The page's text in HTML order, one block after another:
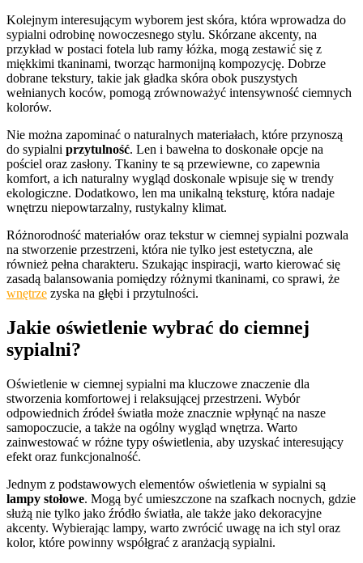
Kolejnym interesującym wyborem jest skóra, która wprowadza do
sypialni odrobinę nowoczesnego stylu. Skórzane akcenty, na
przykład w postaci fotela lub ramy łóżka, mogą zestawić się z
miękkimi tkaninami, tworząc harmonijną kompozycję. Dobrze
dobrane tekstury, takie jak gładka skóra obok puszystych
wełnianych koców, pomogą zrównoważyć intensywność ciemnych
kolorów.
Nie można zapominać o naturalnych materiałach, które przynoszą
do sypialni przytulność. Len i bawełna to doskonałe opcje na
pościel oraz zasłony. Tkaniny te są przewiewne, co zapewnia
komfort, a ich naturalny wygląd doskonale wpisuje się w trendy
ekologiczne. Dodatkowo, len ma unikalną teksturę, która nadaje
wnętrzu niepowtarzalny, rustykalny klimat.
Różnorodność materiałów oraz tekstur w ciemnej sypialni pozwala
na stworzenie przestrzeni, która nie tylko jest estetyczna, ale
również pełna charakteru. Szukając inspiracji, warto kierować się
zasadą balansowania pomiędzy różnymi tkaninami, co sprawi, że
wnętrze zyska na głębi i przytulności.
Jakie oświetlenie wybrać do ciemnej
sypialni?
Oświetlenie w ciemnej sypialni ma kluczowe znaczenie dla
stworzenia komfortowej i relaksującej przestrzeni. Wybór
odpowiednich źródeł światła może znacznie wpłynąć na nasze
samopoczucie, a także na ogólny wygląd wnętrza. Warto
zainwestować w różne typy oświetlenia, aby uzyskać interesujący
efekt oraz funkcjonalność.
Jednym z podstawowych elementów oświetlenia w sypialni są
lampy stołowe. Mogą być umieszczone na szafkach nocnych, gdzie
służą nie tylko jako źródło światła, ale także jako dekoracyjne
akcenty. Wybierając lampy, warto zwrócić uwagę na ich styl oraz
kolor, które powinny współgrać z aranżacją sypialni.